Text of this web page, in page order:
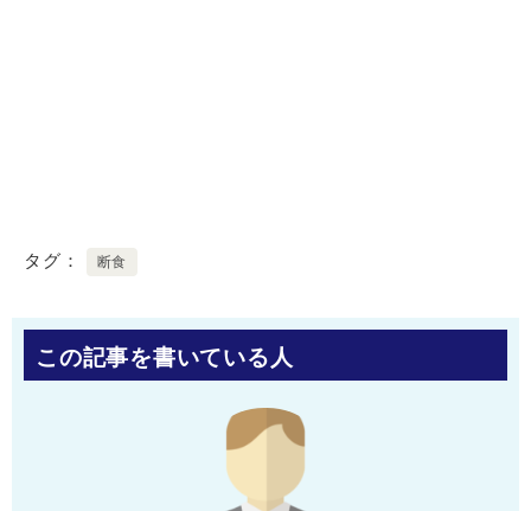
タグ 断食
この記事を書いている人